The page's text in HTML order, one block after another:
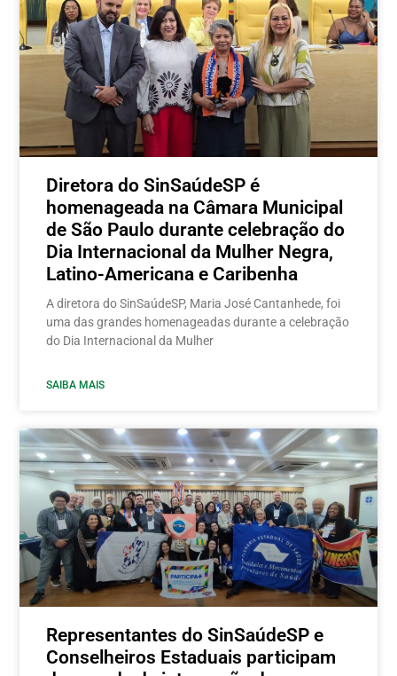
Postagens relacionadas
Diretora do SinSaúdeSP é
homenageada na Câmara Municipal
de São Paulo durante celebração do
Dia Internacional da Mulher Negra,
Latino-Americana e Caribenha
A diretora do SinSaúdeSP, Maria José Cantanhede, foi
uma das grandes homenageadas durante a celebração
do Dia Internacional da Mulher
SAIBA MAIS
Representantes do SinSaúdeSP e
Conselheiros Estaduais participam